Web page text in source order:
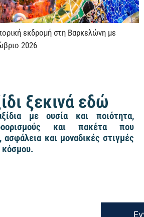
εκδρομή στη Βαρκελώνη με
2026
ξεκινά εδώ
με ουσία και ποιότητα,
και πακέτα που
ασφάλεια και μοναδικές στιγμές
κόσμου.